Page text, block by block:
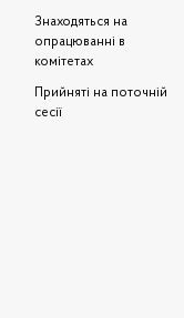
Знаходяться на
опрацюванні в
комітетах
Прийняті на поточній
сесії